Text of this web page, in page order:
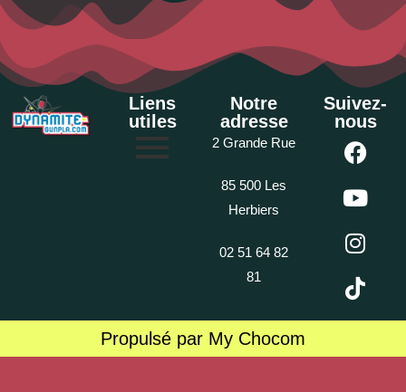
Liens
utiles
Notre
adresse
2 Grande Rue
85 500 Les
Herbiers
02 51 64 82
81
Suivez-
nous
Propulsé par My Chocom